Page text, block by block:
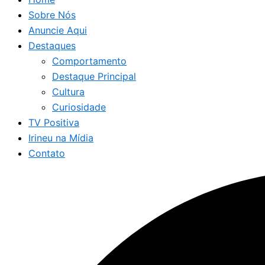
Sobre Nós
Anuncie Aqui
Destaques
Comportamento
Destaque Principal
Cultura
Curiosidade
TV Positiva
Irineu na Mídia
Contato